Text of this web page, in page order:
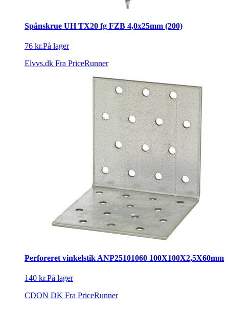
Spånskrue UH TX20 fg FZB 4,0x25mm (200)
76 kr.På lager
Elvvs.dk Fra PriceRunner
Perforeret vinkelstik ANP25101060 100X100X2,5X60mm
140 kr.På lager
CDON DK Fra PriceRunner